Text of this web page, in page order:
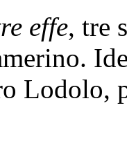
effe, tre
Lodolo,